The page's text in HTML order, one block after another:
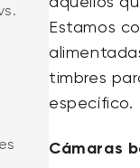
Estamos
timbres
específico.
Cámaras